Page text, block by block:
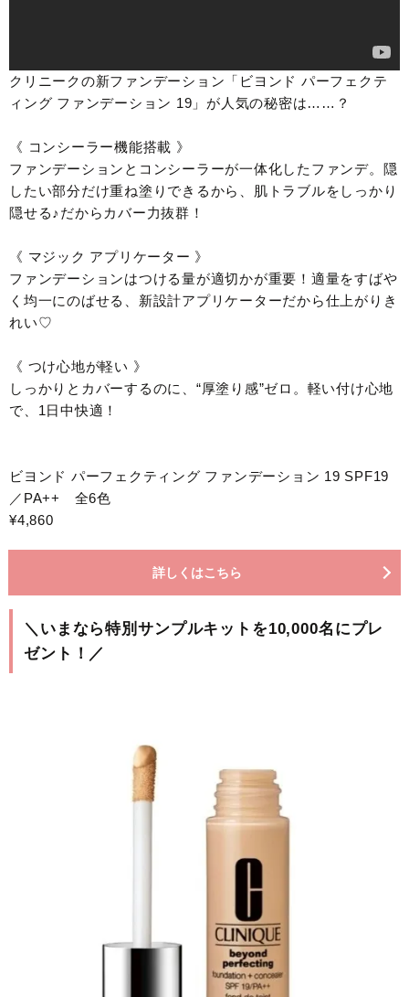
クリニークの新ファンデーション「ビヨンド パーフェクテ
ィング ファンデーション 19」が人気の秘密は……？
《 コンシーラー機能搭載 》
ファンデーションとコンシーラーが一体化したファンデ。隠
したい部分だけ重ね塗りできるから、肌トラブルをしっかり
隠せる♪だからカバー力抜群！
《 マジック アプリケーター 》
ファンデーションはつける量が適切かが重要！適量をすばや
く均一にのばせる、新設計アプリケーターだから仕上がりき
れい♡
《 つけ心地が軽い 》
しっかりとカバーするのに、“厚塗り感”ゼロ。軽い付け心地
で、1日中快適！
ビヨンド パーフェクティング ファンデーション 19 SPF19
／PA++ 全6色
¥4,860
詳しくはこちら
＼いまなら特別サンプルキットを10,000名にプレ
ゼント！／